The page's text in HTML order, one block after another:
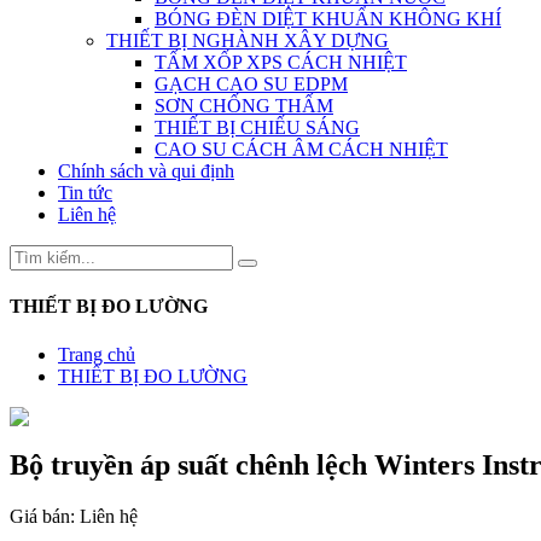
BÓNG ĐÈN DIỆT KHUẨN KHÔNG KHÍ
THIẾT BỊ NGHÀNH XÂY DỰNG
TẤM XỐP XPS CÁCH NHIỆT
GẠCH CAO SU EDPM
SƠN CHỐNG THẤM
THIẾT BỊ CHIẾU SÁNG
CAO SU CÁCH ÂM CÁCH NHIỆT
Chính sách và qui định
Tin tức
Liên hệ
THIẾT BỊ ĐO LƯỜNG
Trang chủ
THIẾT BỊ ĐO LƯỜNG
Bộ truyền áp suất chênh lệch Winters
Giá bán: Liên hệ